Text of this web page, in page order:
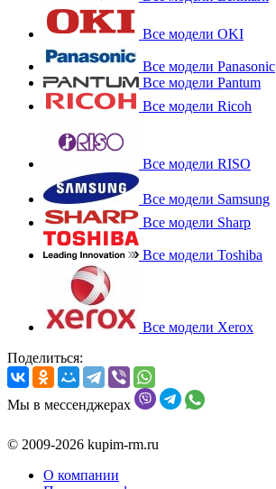
Все модели OKI
Все модели Panasonic
Все модели Pantum
Все модели Ricoh
Все модели RISO
Все модели Samsung
Все модели Sharp
Все модели Toshiba
Все модели Xerox
Поделиться:
Мы в мессенджерах
© 2009-2026 kupim-rm.ru
О компании